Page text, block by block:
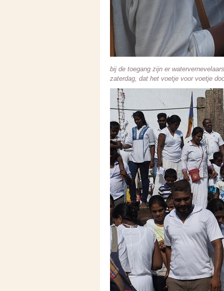
bij de toegang zijn er
zaterdag, dat het voetje voor voetje